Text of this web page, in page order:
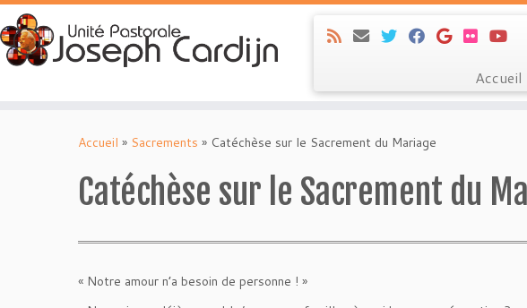
Accueil
Accueil » Sacrements » Catéchèse sur le Sacrement du Mariage
Catéchèse sur le Sacrement du
« Notre amour n’a besoin de personne ! »